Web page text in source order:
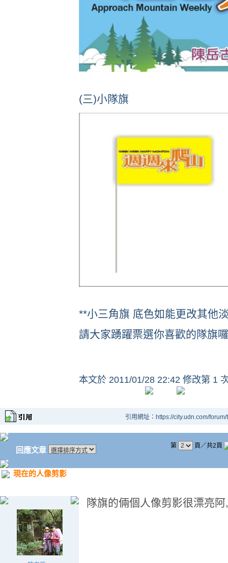
(三)小隊旗
**小三角旗 底色如能更改其他
請大家踴躍票選你喜歡的隊旗
本文於 2011/01/28 22:42 修改第 1
引用網址：https://city.udn.com/
回應文章 第 頁／共2頁
現在的人像剪影
隊旗的倆個人像剪影很漂亮